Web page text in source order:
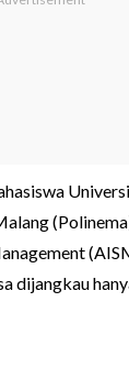
dijangkau